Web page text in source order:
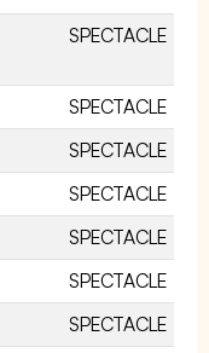
SPECTACLE
SPECTACLE
SPECTACLE
SPECTACLE
SPECTACLE
SPECTACLE
SPECTACLE